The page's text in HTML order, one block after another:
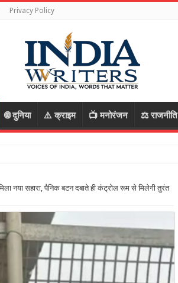
Privacy Policy
🌐 दुनिया ⚠️ क्राइम 📺 मनोरंजन ⚖️ राजनीति
नया सहारा, पैनिक बटन दबाते ही कंट्रोल रूम से मिलेगी तुरंत